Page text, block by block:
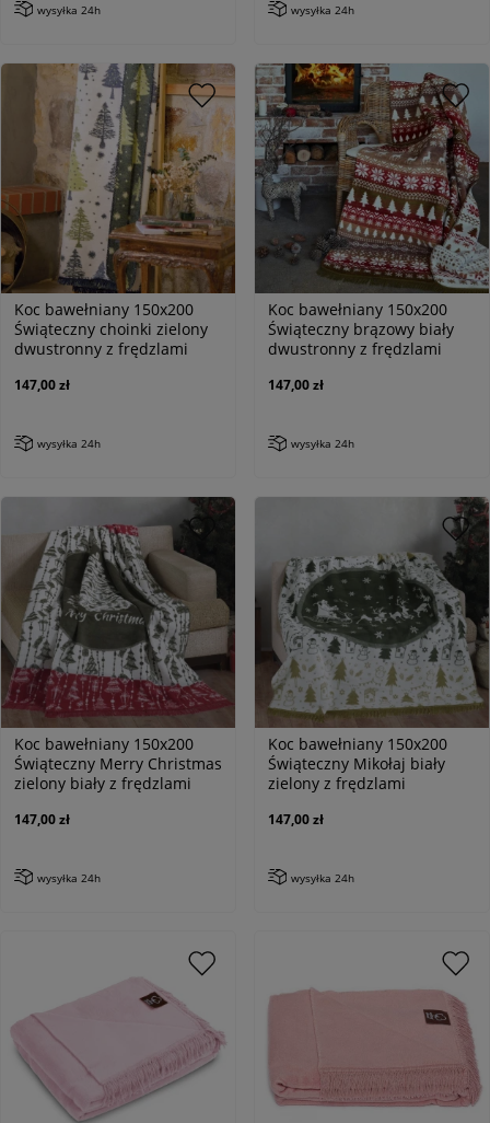
wysyłka 24h wysyłka 24h
Koc bawełniany 150x200
Świąteczny choinki zielony
dwustronny z frędzlami
147,00 zł
wysyłka 24h
Koc bawełniany 150x200
Świąteczny brązowy biały
dwustronny z frędzlami
147,00 zł
wysyłka 24h
Koc bawełniany 150x200
Świąteczny Merry Christmas
zielony biały z frędzlami
147,00 zł
wysyłka 24h
Koc bawełniany 150x200
Świąteczny Mikołaj biały
zielony z frędzlami
147,00 zł
wysyłka 24h